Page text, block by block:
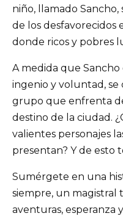
niño, llamado
de los desfavorecidos
donde ricos y pobres
A medida que Sancho
ingenio y voluntad,
grupo que enfrenta
destino de la ciudad.
valientes personajes
presentan? Y de esto
Sumérgete en una
siempre, un
aventuras, esperanza